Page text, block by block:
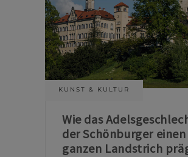
KUNST & KULTUR
Wie das
der Schönburger einen
ganzen Landstrich